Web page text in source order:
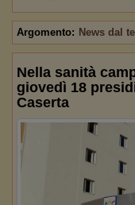
Argomento: News dal
Nella sanità
giovedì 18
Caserta